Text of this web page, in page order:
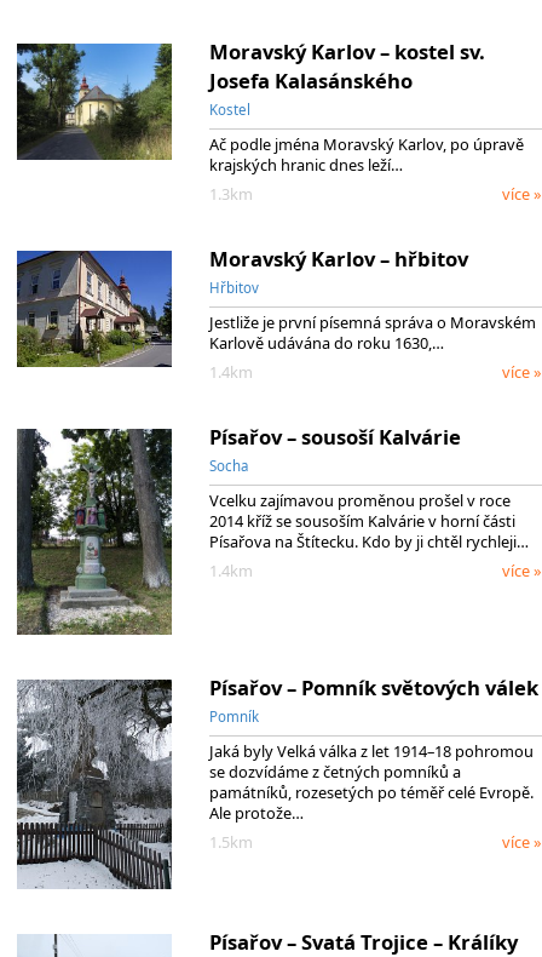
Moravský Karlov – kostel sv.
Josefa Kalasánského
Kostel
Ač podle jména Moravský Karlov, po úpravě
krajských hranic dnes leží…
1.3km
více »
Moravský Karlov – hřbitov
Hřbitov
Jestliže je první písemná správa o Moravském
Karlově udávána do roku 1630,…
1.4km
více »
Písařov – sousoší Kalvárie
Socha
Vcelku zajímavou proměnou prošel v roce
2014 kříž se sousoším Kalvárie v horní části
Písařova na Štítecku. Kdo by ji chtěl rychleji…
1.4km
více »
Písařov – Pomník světových válek
Pomník
Jaká byly Velká válka z let 1914–18 pohromou
se dozvídáme z četných pomníků a
památníků, rozesetých po téměř celé Evropě.
Ale protože…
1.5km
více »
Písařov – Svatá Trojice – Králíky